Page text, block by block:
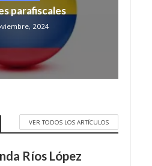
parafiscales
2024
VER TODOS LOS ARTÍCULOS
Ríos López